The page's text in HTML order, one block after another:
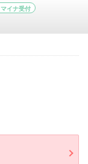
マイナ受付